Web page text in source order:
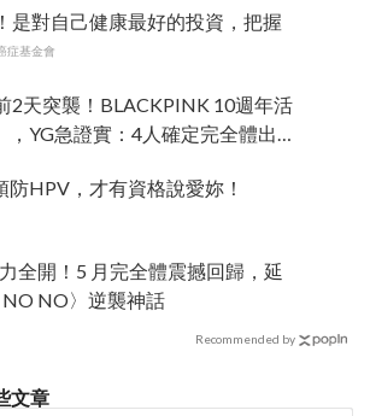
是對自己健康最好的投資，把握
症基金會
2天突襲！BLACKPINK 10週年活
，YG急證實：4人確定完全體出
防HPV，才有資格說愛妳！
全開！5 月完全體震撼回歸，延
NO〉逆襲神話
Recommended by
文章